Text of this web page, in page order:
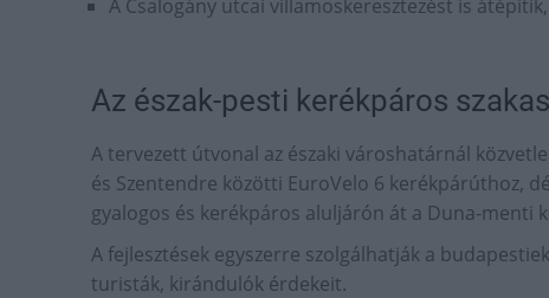
A Csalogány utcai villamoskeresztezést is
Az észak-pesti kerékpáros
A tervezett útvonal az északi városhatárnál
és Szentendre közötti EuroVelo 6 kerékpárúthoz,
gyalogos és kerékpáros aluljárón át a Duna-menti
A fejlesztések egyszerre szolgálhatják a
turisták, kirándulók érdekeit.